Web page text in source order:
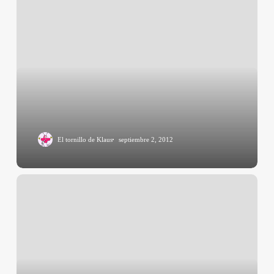
El tornillo de Klaus septiembre 2, 2012